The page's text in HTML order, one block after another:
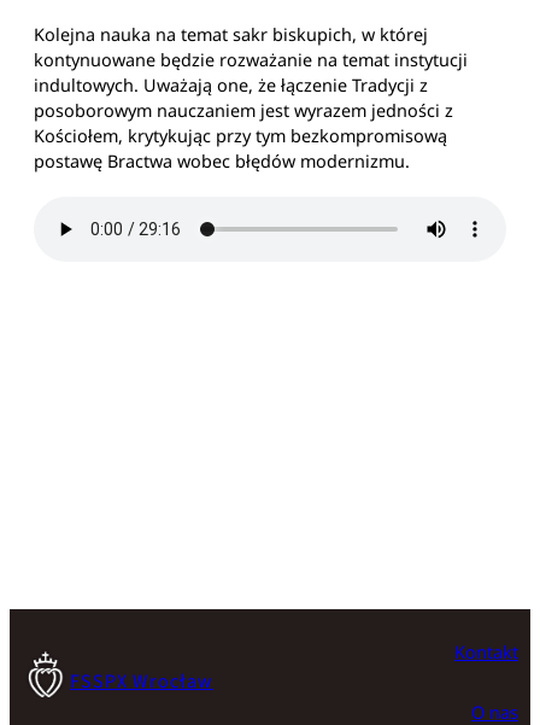
Kolejna nauka na temat sakr biskupich, w której
kontynuowane będzie rozważanie na temat instytucji
indultowych. Uważają one, że łączenie Tradycji z
posoborowym nauczaniem jest wyrazem jedności z
Kościołem, krytykując przy tym bezkompromisową
postawę Bractwa wobec błędów modernizmu.
FSSPX Wrocław
Kontakt
O nas